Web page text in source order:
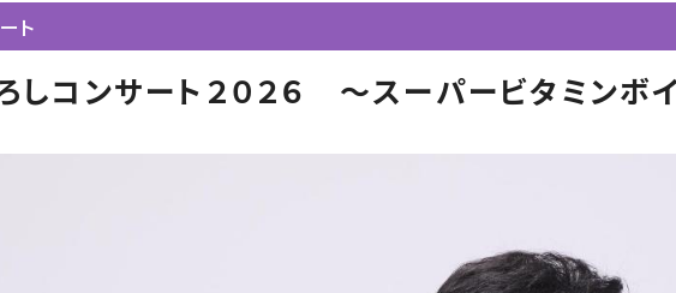
ト
しコンサート２０２６ ～スーパービタミンボ